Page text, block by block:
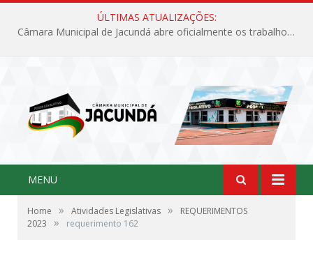
ÚLTIMAS ATUALIZAÇÕES:
Câmara Municipal de Jacundá abre oficialmente os trabalhos legislativos de 2026
MENU
Home » Atividades Legislativas »
REQUERIMENTOS
2023
» requerimento 162